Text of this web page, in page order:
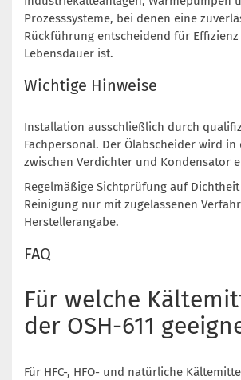
Prozesssysteme, bei denen eine
Rückführung entscheidend für
Lebensdauer ist.
Wichtige Hinweise
Installation ausschließlich durch
Fachpersonal. Der Ölabscheider wird
zwischen Verdichter und Kondensator
Regelmäßige Sichtprüfung auf
Reinigung nur mit zugelassenen
Herstellerangabe.
FAQ
Für welche
der OSH-611
Für HFC-, HFO- und natürliche